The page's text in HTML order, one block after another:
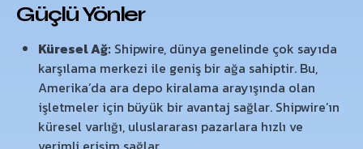
Güçlü Yönler
Küresel Ağ: Shipwire, dünya genelinde çok sayıda
karşılama merkezi ile geniş bir ağa sahiptir. Bu,
Amerika’da ara depo kiralama arayışında olan
işletmeler için büyük bir avantaj sağlar. Shipwire’ın
küresel varlığı, uluslararası pazarlara hızlı ve